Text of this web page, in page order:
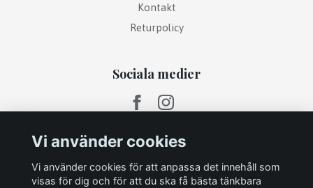
Kontakt
Returpolicy
Sociala medier
Vi använder cookies
Vi använder cookies för att anpassa det innehåll som
visas för dig och för att du ska få bästa tänkbara